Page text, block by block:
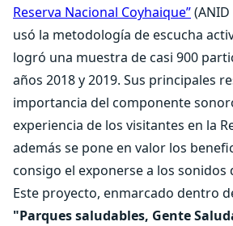
Reserva Nacional Coyhaique”(ANID
usó la metodología de escucha
logró una muestra de casi 900
años 2018 y 2019. Sus principales
importancia del componente
experiencia de los visitantes en la
además se pone en valor los
consigo el exponerse a los sonidos
Este proyecto, enmarcado dentro
"Parques saludables, Gente